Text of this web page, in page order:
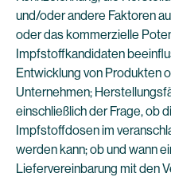
und/oder andere Faktoren
oder das kommerzielle
Impfstoffkandidaten
Entwicklung von Produkten
Unternehmen;
einschließlich der Frage, ob
Impfstoffdosen im
werden kann; ob und wann
Liefervereinbarung mit den